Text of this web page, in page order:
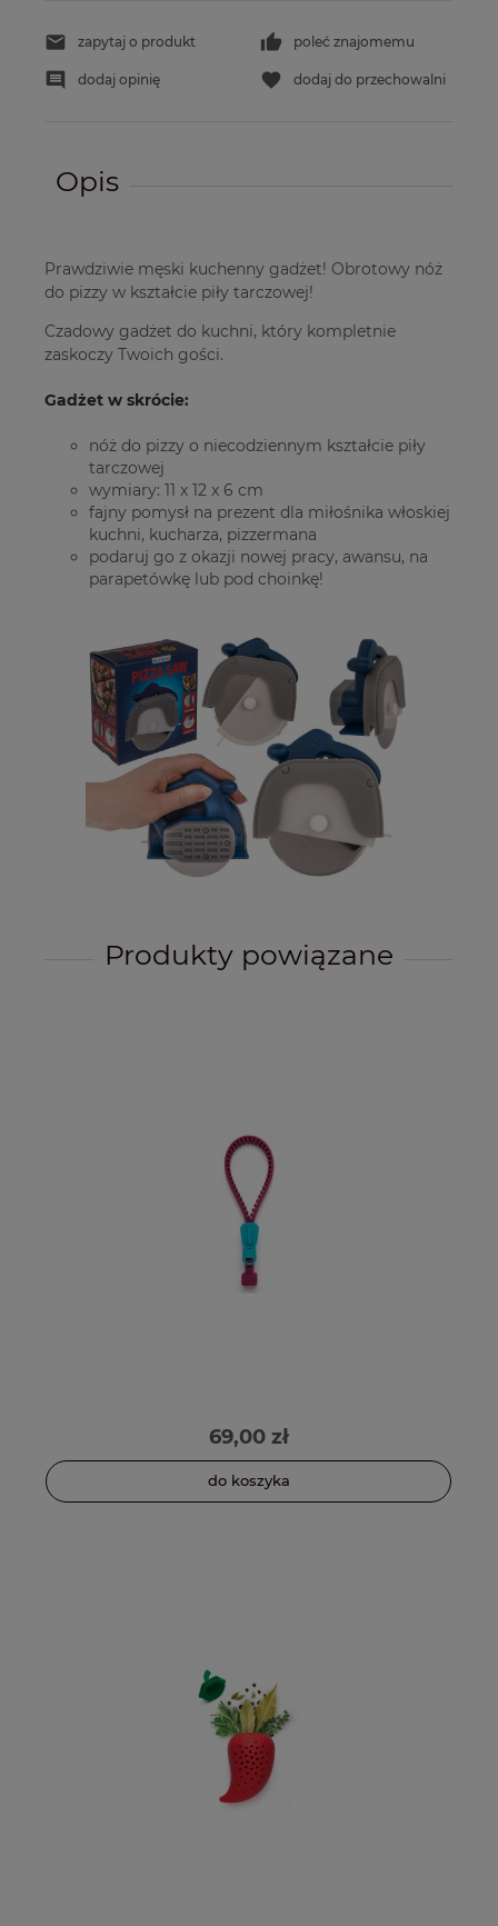
zapytaj o produkt poleć znajomemu
dodaj opinię dodaj do przechowalni
Opis
Prawdziwie męski kuchenny gadżet! Obrotowy nóż
do pizzy w kształcie piły tarczowej!
Czadowy gadżet do kuchni, który kompletnie
zaskoczy Twoich gości.
Gadżet w skrócie:
nóż do pizzy o niecodziennym kształcie piły
tarczowej
wymiary: 11 x 12 x 6 cm
fajny pomysł na prezent dla miłośnika włoskiej
kuchni, kucharza, pizzermana
podaruj go z okazji nowej pracy, awansu, na
parapetówkę lub pod choinkę!
Produkty powiązane
69,00 zł
do koszyka